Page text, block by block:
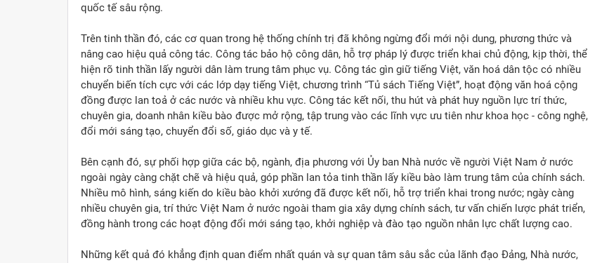
quốc tế sâu rộng.
Trên tinh thần đó, các cơ quan trong hệ thống chính trị đã không ngừng đổi mới nội dung, phương thức và
nâng cao hiệu quả công tác. Công tác bảo hộ công dân, hỗ trợ pháp lý được triển khai chủ động, kịp thời, thể
hiện rõ tinh thần lấy người dân làm trung tâm phục vụ. Công tác gìn giữ tiếng Việt, văn hoá dân tộc có nhiều
chuyển biến tích cực với các lớp dạy tiếng Việt, chương trình “Tủ sách Tiếng Việt”, hoạt động văn hoá cộng
đồng được lan toả ở các nước và nhiều khu vực. Công tác kết nối, thu hút và phát huy nguồn lực trí thức,
chuyên gia, doanh nhân kiều bào được mở rộng, tập trung vào các lĩnh vực ưu tiên như khoa học - công nghệ,
đổi mới sáng tạo, chuyển đổi số, giáo dục và y tế.
Bên cạnh đó, sự phối hợp giữa các bộ, ngành, địa phương với Ủy ban Nhà nước về người Việt Nam ở nước
ngoài ngày càng chặt chẽ và hiệu quả, góp phần lan tỏa tinh thần lấy kiều bào làm trung tâm của chính sách.
Nhiều mô hình, sáng kiến do kiều bào khởi xướng đã được kết nối, hỗ trợ triển khai trong nước; ngày càng
nhiều chuyên gia, trí thức Việt Nam ở nước ngoài tham gia xây dựng chính sách, tư vấn chiến lược phát triển,
đồng hành trong các hoạt động đổi mới sáng tạo, khởi nghiệp và đào tạo nguồn nhân lực chất lượng cao.
Những kết quả đó khẳng định quan điểm nhất quán và sự quan tâm sâu sắc của lãnh đạo Đảng, Nhà nước,